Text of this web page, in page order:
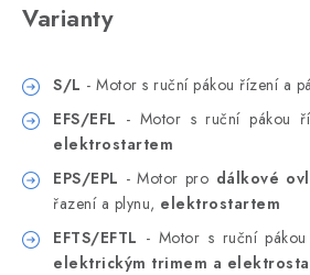
Varianty
S/L - Motor s ruční pákou řízení a
EFS/EFL - Motor s ruční pákou
elektrostartem
EPS/EPL - Motor pro dálkové
řazení a plynu, elektrostartem
EFTS/EFTL - Motor s ruční
elektrickým trimem a